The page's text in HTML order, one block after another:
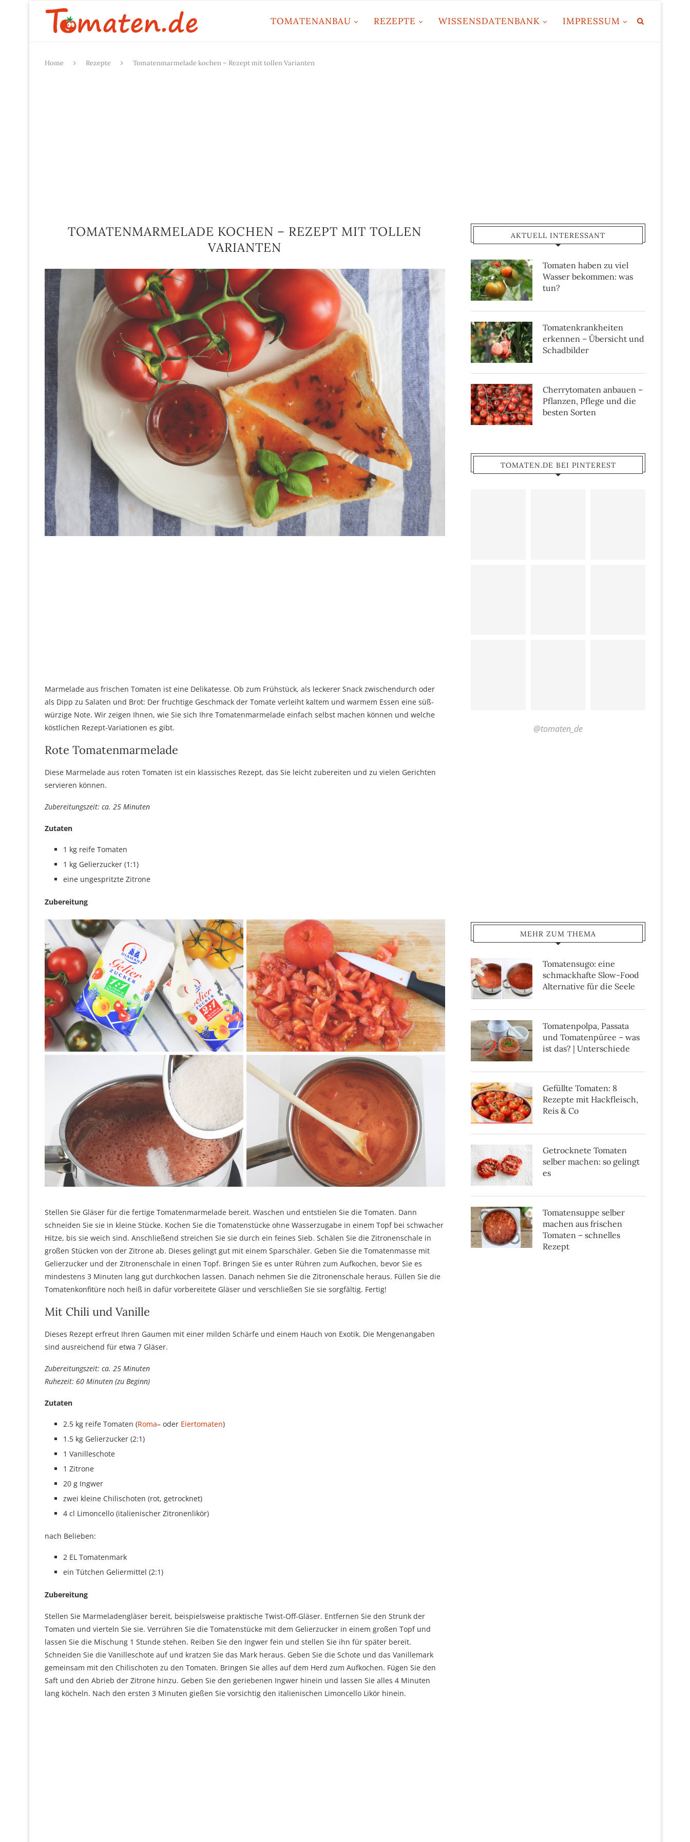
TOMATENANBAU REZEPTE WISSENSDATENBANK IMPRESSUM
Home Rezepte Tomatenmarmelade kochen – Rezept mit tollen Varianten
TOMATENMARMELADE KOCHEN – REZEPT MIT TOLLEN
VARIANTEN
Marmelade aus frischen Tomaten ist eine Delikatesse. Ob zum Frühstück, als leckerer Snack zwischendurch oder
als Dipp zu Salaten und Brot: Der fruchtige Geschmack der Tomate verleiht kaltem und warmem Essen eine süß-
würzige Note. Wir zeigen Ihnen, wie Sie sich Ihre Tomatenmarmelade einfach selbst machen können und welche
köstlichen Rezept-Variationen es gibt.
Rote Tomatenmarmelade
Diese Marmelade aus roten Tomaten ist ein klassisches Rezept, das Sie leicht zubereiten und zu vielen Gerichten
servieren können.
Zubereitungszeit: ca. 25 Minuten
Zutaten
1 kg reife Tomaten
1 kg Gelierzucker (1:1)
eine ungespritzte Zitrone
Zubereitung
Stellen Sie Gläser für die fertige Tomatenmarmelade bereit. Waschen und entstielen Sie die Tomaten. Dann
schneiden Sie sie in kleine Stücke. Kochen Sie die Tomatenstücke ohne Wasserzugabe in einem Topf bei schwacher
Hitze, bis sie weich sind. Anschließend streichen Sie sie durch ein feines Sieb. Schälen Sie die Zitronenschale in
großen Stücken von der Zitrone ab. Dieses gelingt gut mit einem Sparschäler. Geben Sie die Tomatenmasse mit
Gelierzucker und der Zitronenschale in einen Topf. Bringen Sie es unter Rühren zum Aufkochen, bevor Sie es
mindestens 3 Minuten lang gut durchkochen lassen. Danach nehmen Sie die Zitronenschale heraus. Füllen Sie die
Tomatenkonfitüre noch heiß in dafür vorbereitete Gläser und verschließen Sie sie sorgfältig. Fertig!
Mit Chili und Vanille
Dieses Rezept erfreut Ihren Gaumen mit einer milden Schärfe und einem Hauch von Exotik. Die Mengenangaben
sind ausreichend für etwa 7 Gläser.
Zubereitungszeit: ca. 25 Minuten
Ruhezeit: 60 Minuten (zu Beginn)
Zutaten
2.5 kg reife Tomaten (Roma– oder Eiertomaten)
1.5 kg Gelierzucker (2:1)
1 Vanilleschote
1 Zitrone
20 g Ingwer
zwei kleine Chilischoten (rot, getrocknet)
4 cl Limoncello (italienischer Zitronenlikör)
nach Belieben:
2 EL Tomatenmark
ein Tütchen Geliermittel (2:1)
Zubereitung
Stellen Sie Marmeladengläser bereit, beispielsweise praktische Twist-Off-Gläser. Entfernen Sie den Strunk der
Tomaten und vierteln Sie sie. Verrühren Sie die Tomatenstücke mit dem Gelierzucker in einem großen Topf und
lassen Sie die Mischung 1 Stunde stehen. Reiben Sie den Ingwer fein und stellen Sie ihn für später bereit.
Schneiden Sie die Vanilleschote auf und kratzen Sie das Mark heraus. Geben Sie die Schote und das Vanillemark
gemeinsam mit den Chilischoten zu den Tomaten. Bringen Sie alles auf dem Herd zum Aufkochen. Fügen Sie den
Saft und den Abrieb der Zitrone hinzu. Geben Sie den geriebenen Ingwer hinein und lassen Sie alles 4 Minuten
lang köcheln. Nach den ersten 3 Minuten gießen Sie vorsichtig den italienischen Limoncello Likör hinein.
AKTUELL INTERESSANT
Tomaten haben zu viel
Wasser bekommen: was
tun?
Tomatenkrankheiten
erkennen – Übersicht und
Schadbilder
Cherrytomaten anbauen –
Pflanzen, Pflege und die
besten Sorten
TOMATEN.DE BEI PINTEREST
@tomaten_de
MEHR ZUM THEMA
Tomatensugo: eine
schmackhafte Slow-Food
Alternative für die Seele
Tomatenpolpa, Passata
und Tomatenpüree – was
ist das? | Unterschiede
Gefüllte Tomaten: 8
Rezepte mit Hackfleisch,
Reis & Co
Getrocknete Tomaten
selber machen: so gelingt
es
Tomatensuppe selber
machen aus frischen
Tomaten – schnelles
Rezept